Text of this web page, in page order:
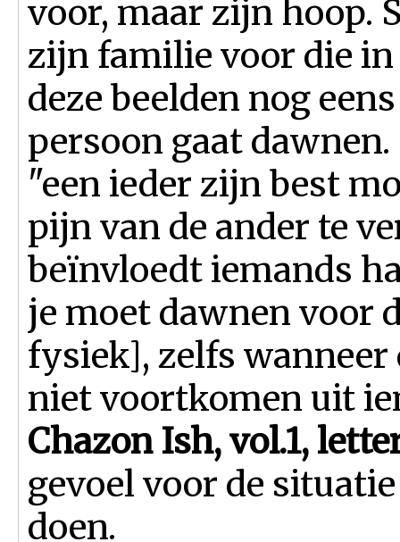
voor, maar zijn hoop.
zijn familie voor die
deze beelden nog
persoon gaat
"een ieder zijn best
pijn van de ander te
beïnvloedt iemands
je moet dawnen voor
fysiek], zelfs
niet voortkomen uit
Chazon Ish, vol.1,
gevoel voor de
doen.